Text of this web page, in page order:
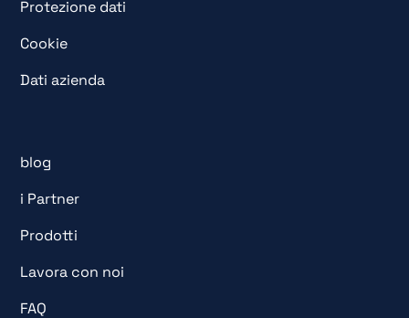
Protezione dati
Cookie
Dati azienda
blog
i Partner
Prodotti
Lavora con noi
FAQ